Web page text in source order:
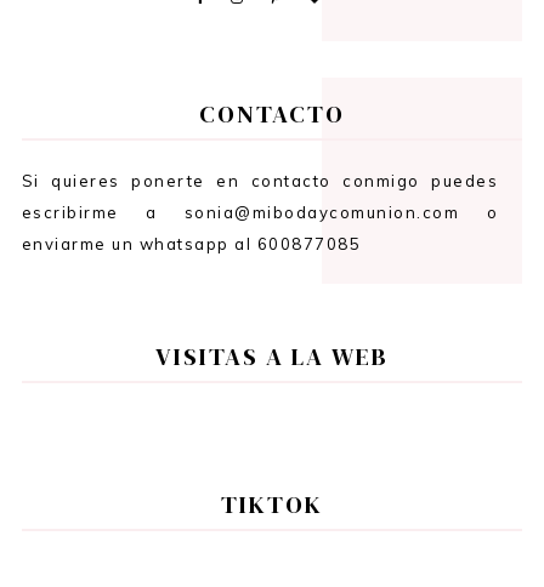
CONTACTO
Si quieres ponerte en contacto conmigo puedes
escribirme a sonia@mibodaycomunion.com o
enviarme un whatsapp al 600877085
VISITAS A LA WEB
TIKTOK